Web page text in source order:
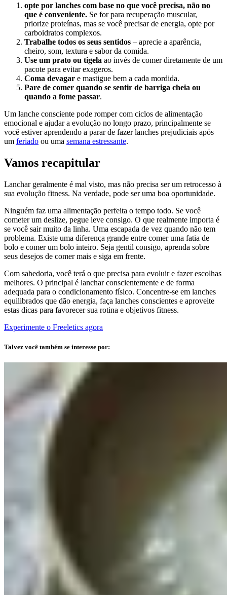
opte por lanches com base no que você precisa, não no
que é conveniente. Se for para recuperação muscular,
priorize proteínas, mas se você precisar de energia, opte por
carboidratos complexos.
Trabalhe todos os seus sentidos – aprecie a aparência,
cheiro, som, textura e sabor da comida.
Use um prato ou tigela ao invés de comer diretamente de um
pacote para evitar exageros.
Coma devagar e mastigue bem a cada mordida.
Pare de comer quando se sentir de barriga cheia ou
quando a fome passar.
Um lanche consciente pode romper com ciclos de alimentação
emocional e ajudar a evolução no longo prazo, principalmente se
você estiver aprendendo a parar de fazer lanches prejudiciais após
um feriado ou uma semana estressante.
Vamos recapitular
Lanchar geralmente é mal visto, mas não precisa ser um retrocesso à
sua evolução fitness. Na verdade, pode ser uma boa oportunidade.
Ninguém faz uma alimentação perfeita o tempo todo. Se você
cometer um deslize, pegue leve consigo. O que realmente importa é
se você sair muito da linha. Uma escapada de vez quando não tem
problema. Existe uma diferença grande entre comer uma fatia de
bolo e comer um bolo inteiro. Seja gentil consigo, aprenda sobre
seus desejos de comer mais e siga em frente.
Com sabedoria, você terá o que precisa para evoluir e fazer escolhas
melhores. O principal é lanchar conscientemente e de forma
adequada para o condicionamento físico. Concentre-se em lanches
equilibrados que dão energia, faça lanches conscientes e aproveite
estas dicas para favorecer sua rotina e objetivos fitness.
Experimente o Freeletics agora
Talvez você também se interesse por: